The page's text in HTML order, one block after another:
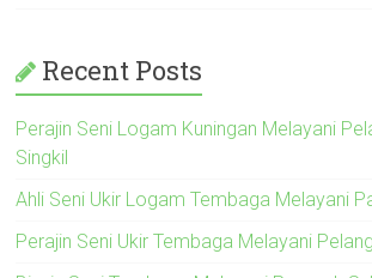
Recent Posts
Perajin Seni Logam Kuningan Melayani
Singkil
Ahli Seni Ukir Logam Tembaga Melayani
Perajin Seni Ukir Tembaga Melayani